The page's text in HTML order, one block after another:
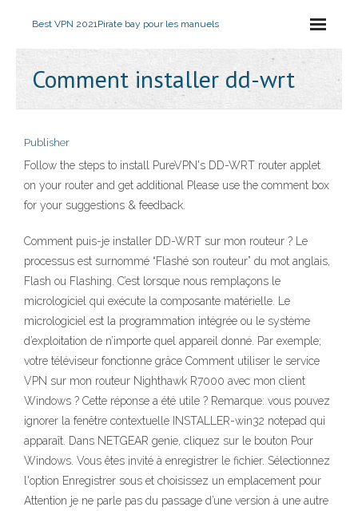
Best VPN 2021Pirate bay pour les manuels
Comment installer dd-wrt
Publisher
Follow the steps to install PureVPN's DD-WRT router applet
on your router and get additional Please use the comment box
for your suggestions & feedback.
Comment puis-je installer DD-WRT sur mon routeur ? Le
processus est surnommé “Flashé son routeur” du mot anglais,
Flash ou Flashing. C’est lorsque nous remplaçons le
micrologiciel qui exécute la composante matérielle. Le
micrologiciel est la programmation intégrée ou le système
d’exploitation de n’importe quel appareil donné. Par exemple;
votre téléviseur fonctionne grâce Comment utiliser le service
VPN sur mon routeur Nighthawk R7000 avec mon client
Windows ? Cette réponse a été utile ? Remarque: vous pouvez
ignorer la fenêtre contextuelle INSTALLER-win32 notepad qui
apparaît. Dans NETGEAR genie, cliquez sur le bouton Pour
Windows. Vous êtes invité à enregistrer le fichier. Sélectionnez
l'option Enregistrer sous et choisissez un emplacement pour
Attention je ne parle pas du passage d’une version à une autre